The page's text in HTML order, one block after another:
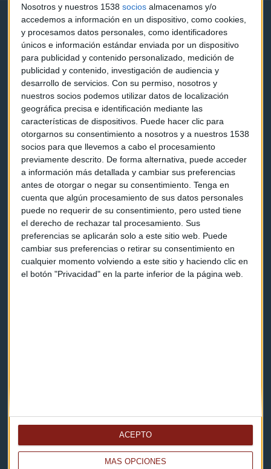
Nosotros y nuestros 1538 socios almacenamos y/o
accedemos a información en un dispositivo, como cookies,
y procesamos datos personales, como identificadores
únicos e información estándar enviada por un dispositivo
para publicidad y contenido personalizado, medición de
publicidad y contenido, investigación de audiencia y
desarrollo de servicios. Con su permiso, nosotros y
nuestros socios podemos utilizar datos de localización
geográfica precisa e identificación mediante las
características de dispositivos. Puede hacer clic para
otorgarnos su consentimiento a nosotros y a nuestros 1538
socios para que llevemos a cabo el procesamiento
previamente descrito. De forma alternativa, puede acceder
a información más detallada y cambiar sus preferencias
antes de otorgar o negar su consentimiento. Tenga en
cuenta que algún procesamiento de sus datos personales
puede no requerir de su consentimiento, pero usted tiene
el derecho de rechazar tal procesamiento. Sus
preferencias se aplicarán solo a este sitio web. Puede
cambiar sus preferencias o retirar su consentimiento en
cualquier momento volviendo a este sitio y haciendo clic en
el botón "Privacidad" en la parte inferior de la página web.
MÁS OPCIONES
ACEPTO
Capital Radio
Noticias
Eventos
Consultorios
Programas y podcasts
Contacto & Legal
Contacto
Cómo escucharnos